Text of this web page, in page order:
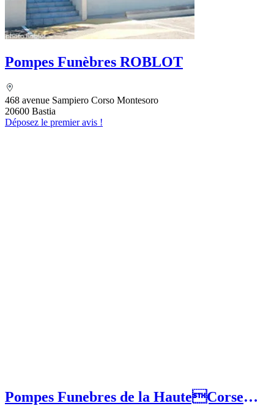
Pompes Funèbres ROBLOT
468 avenue Sampiero Corso Montesoro
20600 Bastia
Déposez le premier avis !
Pompes Funebres de la HauteCorse